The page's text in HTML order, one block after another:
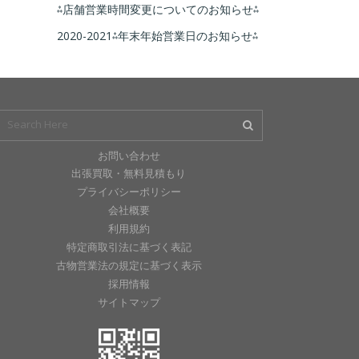
⁂店舗営業時間変更についてのお知らせ⁂
2020-2021⁂年末年始営業日のお知らせ⁂
お問い合わせ
出張買取・無料見積もり
プライバシーポリシー
会社概要
利用規約
特定商取引法に基づく表記
古物営業法の規定に基づく表示
採用情報
サイトマップ